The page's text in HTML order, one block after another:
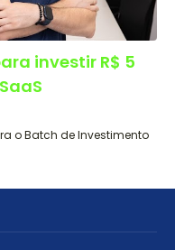
investir R$ 5
o Batch de Investimento